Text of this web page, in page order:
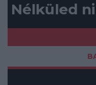
Nélküled